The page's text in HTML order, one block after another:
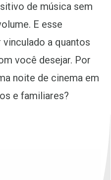
de música sem
E esse
a quantos
você desejar. Por
noite de cinema em
e familiares?